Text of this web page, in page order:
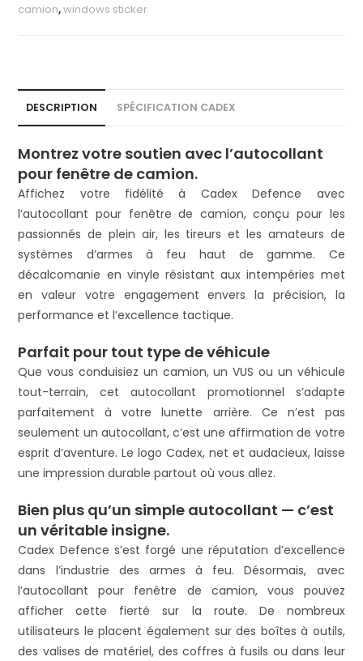
camion,windows sticker
DESCRIPTION SPÉCIFICATION CADEX
Montrez votre soutien avec l’autocollant
pour fenêtre de camion.
Affichez votre fidélité à Cadex Defence avec
l’autocollant pour fenêtre de camion, conçu pour les
passionnés de plein air, les tireurs et les amateurs de
systèmes d’armes à feu haut de gamme. Ce
décalcomanie en vinyle résistant aux intempéries met
en valeur votre engagement envers la précision, la
performance et l’excellence tactique.
Parfait pour tout type de véhicule
Que vous conduisiez un camion, un VUS ou un véhicule
tout-terrain, cet autocollant promotionnel s’adapte
parfaitement à votre lunette arrière. Ce n’est pas
seulement un autocollant, c’est une affirmation de votre
esprit d’aventure. Le logo Cadex, net et audacieux, laisse
une impression durable partout où vous allez.
Bien plus qu’un simple autocollant — c’est
un véritable insigne.
Cadex Defence s’est forgé une réputation d’excellence
dans l’industrie des armes à feu. Désormais, avec
l’autocollant pour fenêtre de camion, vous pouvez
afficher cette fierté sur la route. De nombreux
utilisateurs le placent également sur des boîtes à outils,
des valises de matériel, des coffres à fusils ou dans leur